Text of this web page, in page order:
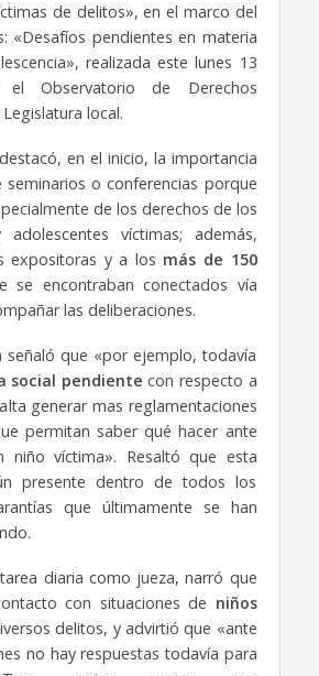
de delitos», en el marco del
«Desafíos pendientes en materia
realizada este lunes 13
Observatorio de Derechos
local.
en el inicio, la importancia
o conferencias porque
de los derechos de los
víctimas; además,
expositoras y a los más de 150
se encontraban conectados vía
las deliberaciones.
señaló que «por ejemplo, todavía
social pendiente con respecto a
generar mas reglamentaciones
permitan saber qué hacer ante
niño víctima». Resaltó que esta
presente dentro de todos los
que últimamente se han
diaria como jueza, narró que
con situaciones de niños
delitos, y advirtió que «ante
no hay respuestas todavía para